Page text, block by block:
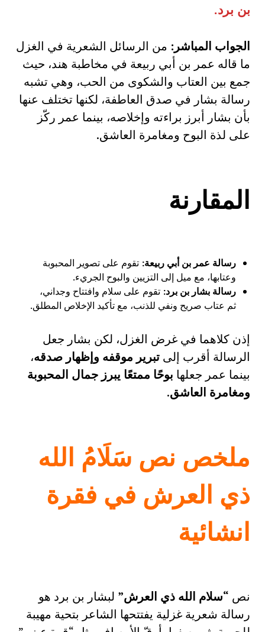
بن برد.
الجواب المباشر: من الرسائل الشعرية في الغزل
ما قاله عمر بن أبي ربيعة في مخاطبة هند، حيث
جمع بين العتاب والشكوى من الحب، وهي تشبه
رسالة بشار في صدق العاطفة، لكنها تختلف عنها
بأن بشار أبرز براءته وإخلاصه، بينما عمر ركّز
على لذة البوح ومغامرة العاشق.
المقارنة
رسالة عمر بن أبي ربيعة: تقوم على تصوير المحبوبة
وعتابها، مع ميل إلى التزيين والبوح الجريء.
رسالة بشار بن برد: تقوم على سلام وافتتاح وجداني،
ثم عتاب صريح ونفي للذنب، مع تأكيد الإخلاص المطلق.
إذن كلاهما في غرض الغزل، لكن بشار جعل
الرسالة أقرب إلى تبرير موقفه وإظهار صدقه،
بينما عمر جعلها بوحًا ممتعًا يبرز جمال المحبوبة
ومغامرة العاشق.
ملخص نص سَلَامُ الله
ذي العرش في فقرة
انشائية
نص “سلام الله ذي العرش” لبشار بن برد هو
رسالة شعرية غزلية يفتتحها الشاعر بتحية مهيبة